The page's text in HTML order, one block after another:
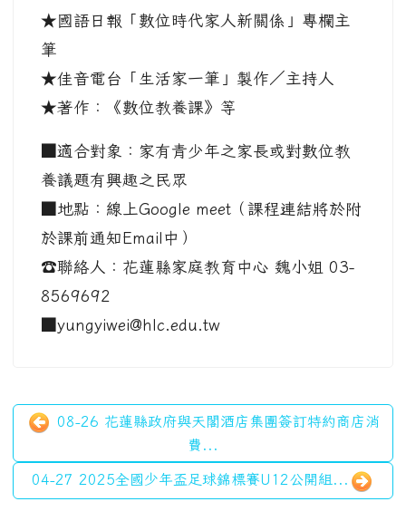
★國語日報「數位時代家人新關係」專欄主
筆
★佳音電台「生活家一筆」製作／主持人
★著作：《數位教養課》等
■適合對象：家有青少年之家長或對數位教
養議題有興趣之民眾
■地點：線上Google meet（課程連結將於附
於課前通知Email中）
☎️聯絡人：花蓮縣家庭教育中心 魏小姐 03-
8569692
■yungyiwei@hlc.edu.tw
08-26 花蓮縣政府與天閣酒店集團簽訂特約商店消
費...
04-27 2025全國少年盃足球錦標賽U12公開組...